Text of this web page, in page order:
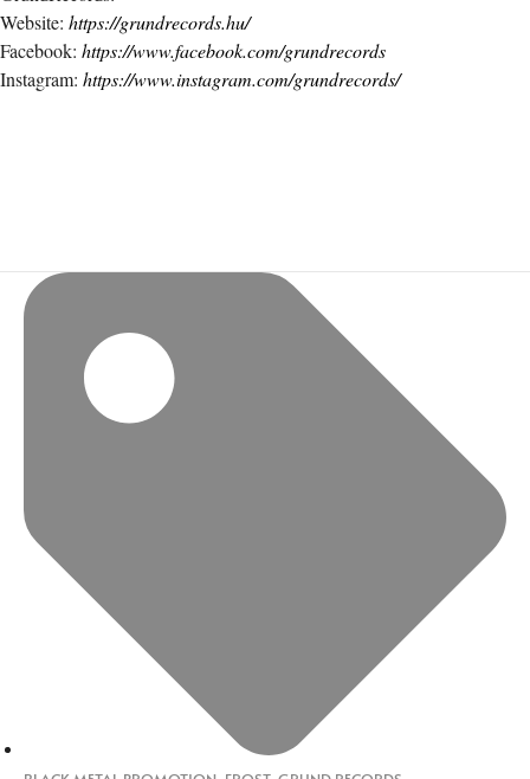
Website: https://grundrecords.hu/
Facebook: https://www.facebook.com/grundrecords
Instagram: https://www.instagram.com/grundrecords/